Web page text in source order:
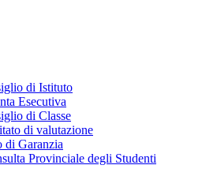
di Istituto
Esecutiva
di Classe
di valutazione
di Garanzia
Provinciale degli Studenti